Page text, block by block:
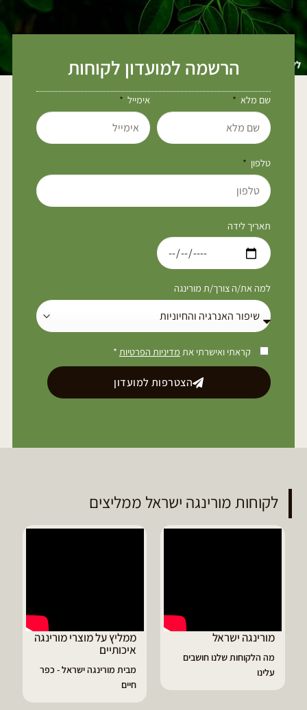
הרשמה למועדון לקוחות
שם מלא אימייל
טלפון
תאריך לידה
למה את/ה צורך/ת מורינגה
קראתי ואישרתי את מדיניות הפרטיות*
הצטרפות למועדון
לקוחות מורינגה ישראל ממליצים
ממליץ על מוצרי מורינגה
איכותיים
מבית מורינגה ישראל - כפר
דיוויד ממליץ על טבליות
מורינגה
הפסקתי לסבול מהתקפי
גאוט ודלקות